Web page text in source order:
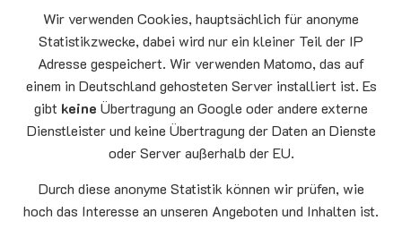
Auferstehungskirche Neufahrn
Montag
15.00 - 17.00
10.08
Senioren-Spieletreff Neufahrn
Auferstehungskirche Neufahrn
Mittwoch
20.00 Offenes Ende
Godtimes
Facebook
Wir verwenden Cookies, hauptsächlich für anonyme
Statistikzwecke, dabei wird nur ein kleiner Teil der IP
Adresse gespeichert. Wir verwenden Matomo, das auf
einem in Deutschland gehosteten Server installiert ist. Es
gibt keine Übertragung an Google oder andere externe
Dienstleister und keine Übertragung der Daten an Dienste
oder Server außerhalb der EU.
Durch diese anonyme Statistik können wir prüfen, wie
hoch das Interesse an unseren Angeboten und Inhalten ist.